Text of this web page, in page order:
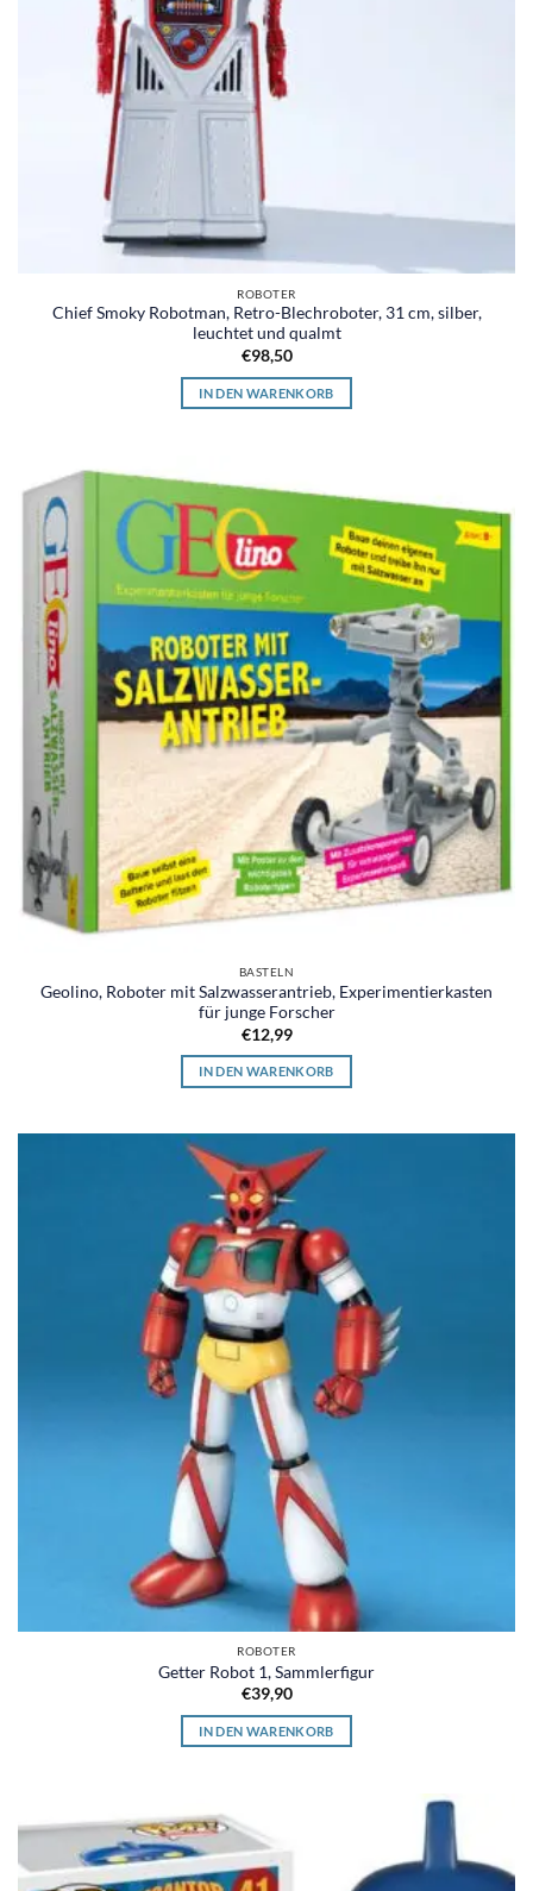
ROBOTER
Chief Smoky Robotman, Retro-Blechroboter, 31 cm, silber,
leuchtet und qualmt
€98,50
IN DEN WARENKORB
BASTELN
Geolino, Roboter mit Salzwasserantrieb, Experimentierkasten
für junge Forscher
€12,99
IN DEN WARENKORB
ROBOTER
Getter Robot 1, Sammlerfigur
€39,90
IN DEN WARENKORB